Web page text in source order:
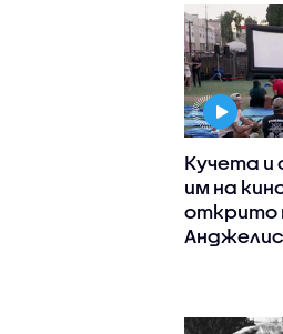
Кучета и
им на
открито